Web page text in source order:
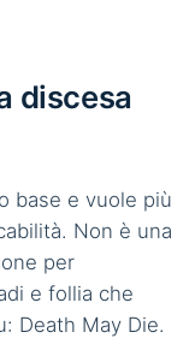
discesa
base e vuole più
Non è una
per
e follia che
Death May Die.